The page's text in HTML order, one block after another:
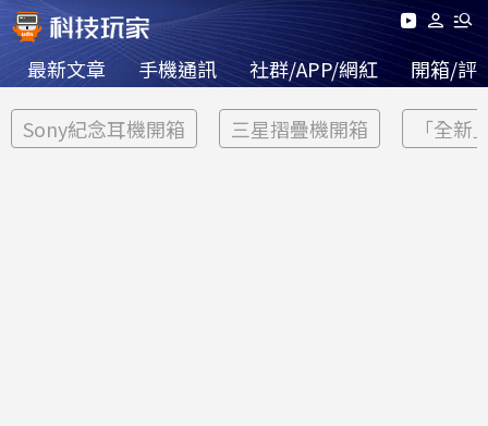
最新文章 手機通訊 社群/APP/網紅 開箱/評
Sony紀念耳機開箱 三星摺疊機開箱 「全新